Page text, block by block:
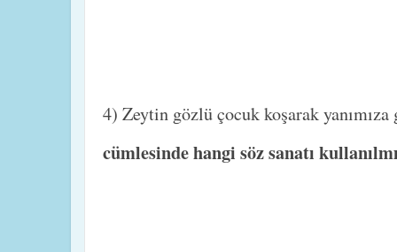
4) Zeytin gözlü çocuk koşarak
cümlesinde hangi söz sanatı